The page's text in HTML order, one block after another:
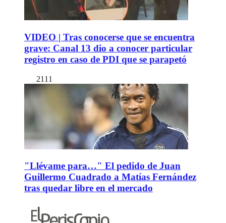
VIDEO | Tras conocerse que se encuentra
grave: Canal 13 dio a conocer particular
registro en caso de PDI que se parapetó
2111
"Llévame para…" El pedido de Juan
Guillermo Cuadrado a Matías Fernández
tras quedar libre en el mercado